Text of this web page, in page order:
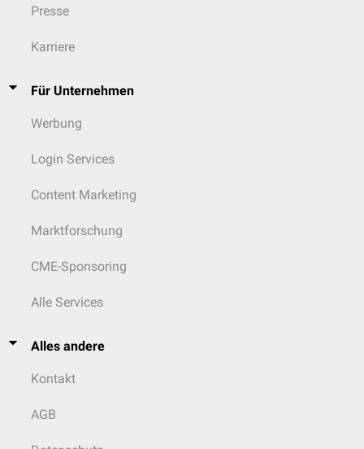
Presse
Karriere
Für Unternehmen
Werbung
Login Services
Content Marketing
Marktforschung
CME-Sponsoring
Alle Services
Alles andere
Kontakt
AGB